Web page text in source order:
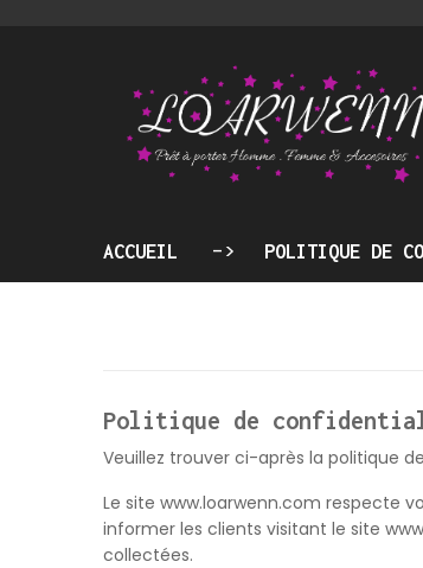
ACCUEIL POLITIQUE DE
Politique de
Veuillez trouver ci-après la politique
Le site www.loarwenn.com respecte
informer les clients visitant le site
collectées.